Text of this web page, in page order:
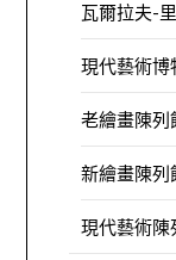
瓦爾拉夫-
現代藝術博
老繪畫陳列
新繪畫陳列
現代藝術陳